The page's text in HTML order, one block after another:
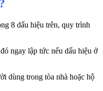
8 dấu hiệu trên, quy trình
ngay lập tức nếu dấu hiệu ở
dùng trong tòa nhà hoặc hộ